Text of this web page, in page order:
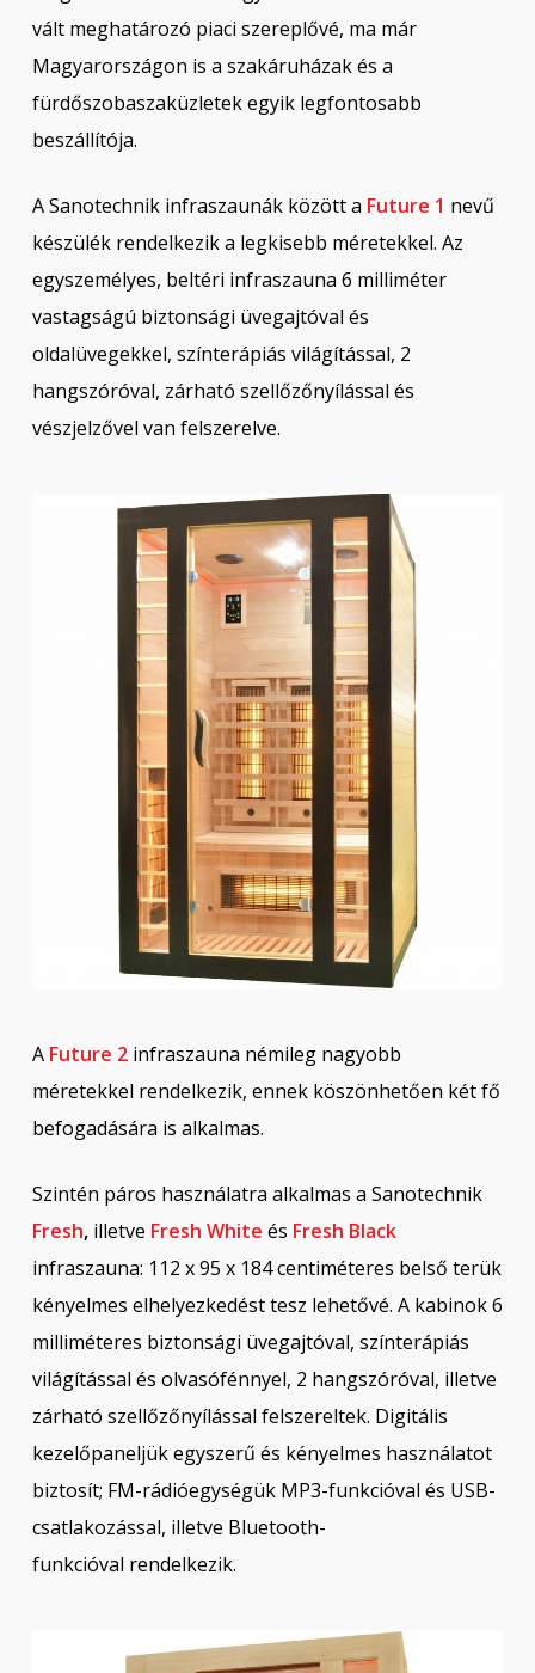
vált meghatározó piaci szereplővé, ma már
Magyarországon is a szakáruházak és a
fürdőszobaszaküzletek egyik legfontosabb
beszállítója.
A Sanotechnik infraszaunák között a Future 1 nevű
készülék rendelkezik a legkisebb méretekkel. Az
egyszemélyes, beltéri infraszauna 6 milliméter
vastagságú biztonsági üvegajtóval és
oldalüvegekkel, színterápiás világítással, 2
hangszóróval, zárható szellőzőnyílással és
vészjelzővel van felszerelve.
A Future 2infraszauna némileg nagyobb
méretekkel rendelkezik, ennek köszönhetően két fő
befogadására is alkalmas.
Szintén páros használatra alkalmas a Sanotechnik
Fresh, illetve Fresh White és Fresh Black
infraszauna: 112 x 95 x 184 centiméteres belső terük
kényelmes elhelyezkedést tesz lehetővé. A kabinok 6
milliméteres biztonsági üvegajtóval, színterápiás
világítással és olvasófénnyel, 2 hangszóróval, illetve
zárható szellőzőnyílással felszereltek. Digitális
kezelőpaneljük egyszerű és kényelmes használatot
biztosít; FM-rádióegységük MP3-funkcióval és USB-
csatlakozással, illetve Bluetooth-
funkcióval rendelkezik.